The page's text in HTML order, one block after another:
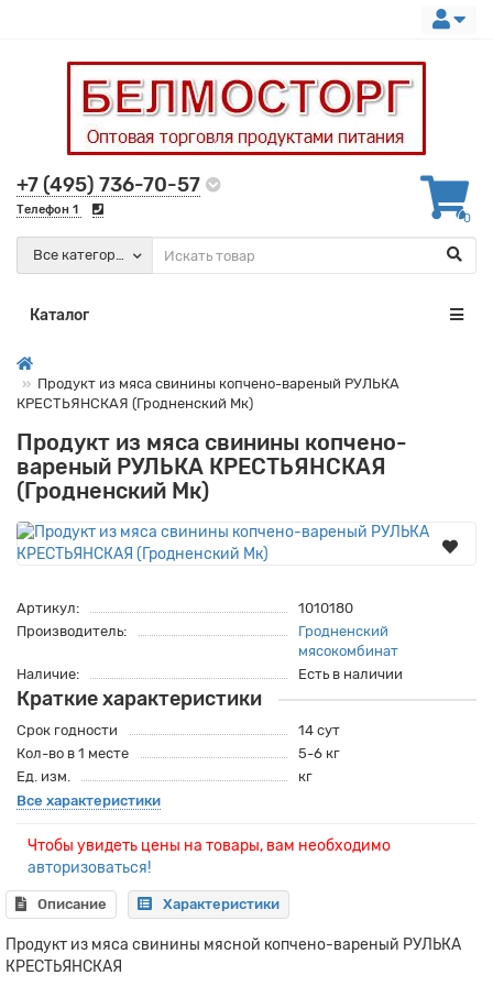
+7 (495) 736-70-57
Телефон 1
0
Все категории
Каталог
Продукт из мяса свинины копчено-вареный РУЛЬКА
КРЕСТЬЯНСКАЯ (Гродненский Мк)
Продукт из мяса свинины копчено-
вареный РУЛЬКА КРЕСТЬЯНСКАЯ
(Гродненский Мк)
Артикул:
1010180
Производитель:
Гродненский
мясокомбинат
Наличие:
Есть в наличии
Краткие характеристики
Срок годности
14 сут
Кол-во в 1 месте
5-6 кг
Ед. изм.
кг
Все характеристики
Чтобы увидеть цены на товары, вам необходимо
авторизоваться!
Описание Характеристики
Продукт из мяса свинины мясной копчено-вареный РУЛЬКА
КРЕСТЬЯНСКАЯ